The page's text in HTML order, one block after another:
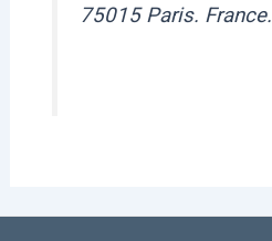
75015 Paris. France.